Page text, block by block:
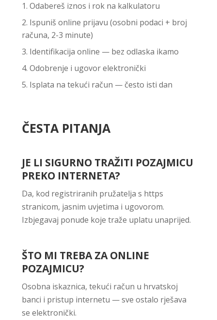
Odabereš iznos i rok na kalkulatoru
Ispuniš online prijavu (osobni podaci + broj
računa, 2-3 minute)
Identifikacija online — bez odlaska ikamo
Odobrenje i ugovor elektronički
Isplata na tekući račun — često isti dan
ČESTA PITANJA
JE LI SIGURNO TRAŽITI POZAJMICU
PREKO INTERNETA?
Da, kod registriranih pružatelja s https
stranicom, jasnim uvjetima i ugovorom.
Izbjegavaj ponude koje traže uplatu unaprijed.
ŠTO MI TREBA ZA ONLINE
POZAJMICU?
Osobna iskaznica, tekući račun u hrvatskoj
banci i pristup internetu — sve ostalo rješava
se elektronički.